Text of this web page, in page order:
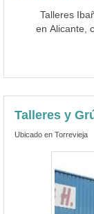
Talleres
en Alicante,
Talleres y
Ubicado en Torrevieja